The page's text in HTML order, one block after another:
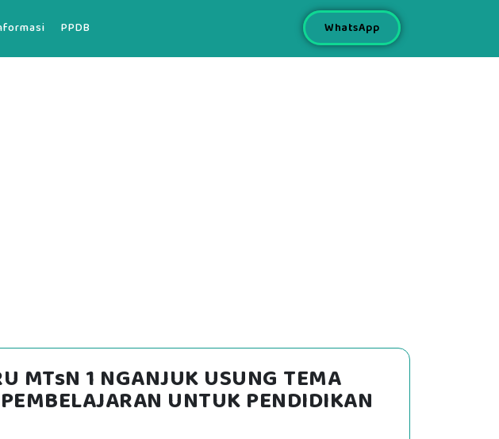
PPDB WhatsApp
MTsN 1 NGANJUK USUNG TEMA
UNTUK PENDIDIKAN